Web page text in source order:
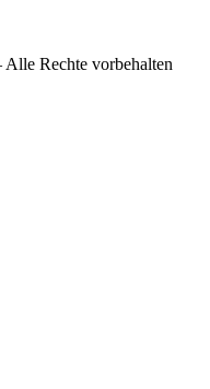
Rechte vorbehalten